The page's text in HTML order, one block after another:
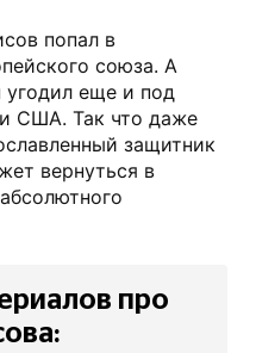
попал в
союза. А
угодил еще и под
США. Так что даже
защитник
вернуться в
про